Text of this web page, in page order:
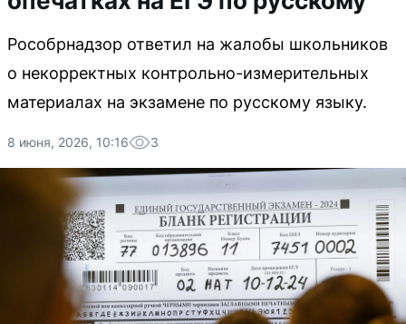
Рособрнадзор ответил на жалобы школьников
о некорректных контрольно-измерительных
материалах на экзамене по русскому языку.
8 июня, 2026, 10:16 3